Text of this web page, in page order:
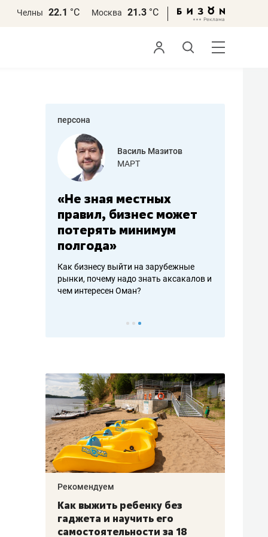
Челны 22.1 °С Москва 21.3 °С
персона
Василь Мазитов
МАРТ
«Не зная местных
правил, бизнес может
потерять минимум
полгода»
Как бизнесу выйти на зарубежные
рынки, почему надо знать аксакалов и
чем интересен Оман?
–
Рекомендуем
Как выжить ребенку без
гаджета и научить его
самостоятельности за 18